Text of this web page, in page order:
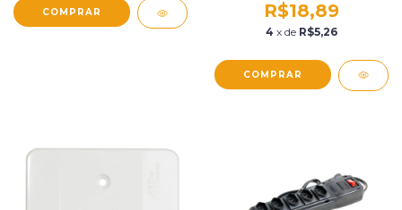
Metal 060/R
R$18,89
4 x de R$5,26